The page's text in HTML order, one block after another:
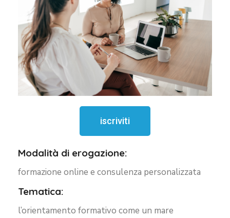
iscriviti
Modalità di erogazione:
formazione online e consulenza personalizzata
Tematica:
l’orientamento formativo come un mare